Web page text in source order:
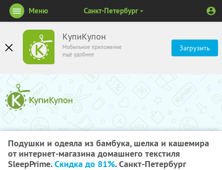
КупиКупон
Мобильное приложение
ещё удобнее
Загрузить
Меню Санкт-Петербург
Подушки и одеяла из бамбука, шелка и кашемира
от интернет-магазина домашнего текстиля
SleepPrime.Скидка до 81%. Санкт-Петербург